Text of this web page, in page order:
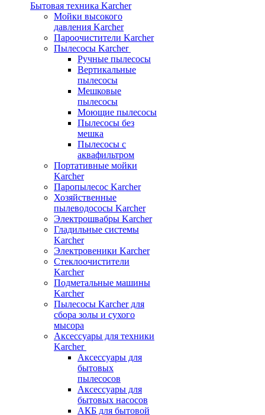
Бытовая техника Karcher
Мойки высокого
давления Karcher
Пароочистители Karcher
Пылесосы Karcher
Ручные пылесосы
Вертикальные
пылесосы
Мешковые
пылесосы
Моющие пылесосы
Пылесосы без
мешка
Пылесосы с
аквафильтром
Портативные мойки
Karcher
Паропылесос Karcher
Хозяйственные
пылеводососы Karcher
Электрошвабры Karcher
Гладильные системы
Karcher
Электровеники Karcher
Стеклоочистители
Karcher
Подметальные машины
Karcher
Пылесосы Karcher для
сбора золы и сухого
мысора
Аксессуары для техники
Karcher
Аксессуары для
бытовых
пылесосов
Аксессуары для
бытовых насосов
АКБ для бытовой